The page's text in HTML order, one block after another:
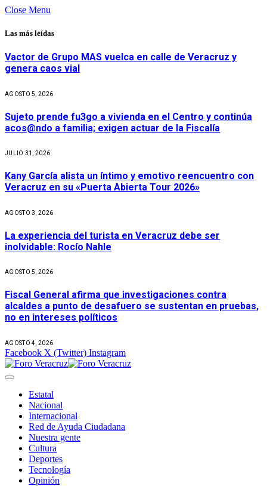
Close Menu
Las más leídas
Vactor de Grupo MAS vuelca en calle de Veracruz y
genera caos vial
AGOSTO 5, 2026
Sujeto prende fu3go a vivienda en el Centro y continúa
acos@ndo a familia; exigen actuar de la Fiscalía
JULIO 31, 2026
Kany García alista un íntimo y emotivo reencuentro con
Veracruz en su «Puerta Abierta Tour 2026»
AGOSTO 3, 2026
La experiencia del turista en Veracruz debe ser
inolvidable: Rocío Nahle
AGOSTO 5, 2026
Fiscal General afirma que investigaciones contra
alcaldes a punto de desafuero se sustentan en pruebas,
no en intereses políticos
AGOSTO 4, 2026
Facebook X (Twitter) Instagram
Estatal
Nacional
Internacional
Red de Ayuda Ciudadana
Nuestra gente
Cultura
Deportes
Tecnología
Opinión